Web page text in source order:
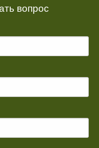
вопрос